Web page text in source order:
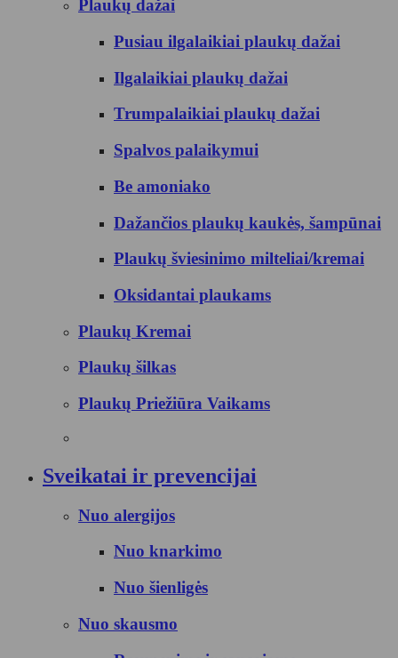
Plaukų dažai
Pusiau ilgalaikiai plaukų dažai
Ilgalaikiai plaukų dažai
Trumpalaikiai plaukų dažai
Spalvos palaikymui
Be amoniako
Dažančios plaukų kaukės, šampūnai
Plaukų šviesinimo milteliai/kremai
Oksidantai plaukams
Plaukų Kremai
Plaukų šilkas
Plaukų Priežiūra Vaikams
Sveikatai ir prevencijai
Nuo alergijos
Nuo knarkimo
Nuo šienligės
Nuo skausmo